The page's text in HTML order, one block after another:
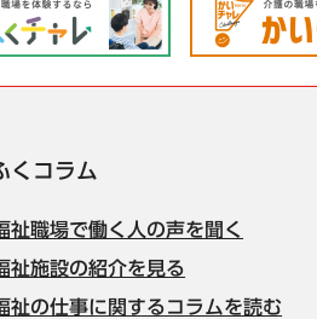
くコラム
祉職場で働く人の声を聞く
祉施設の紹介を見る
祉の仕事に関するコラムを読む